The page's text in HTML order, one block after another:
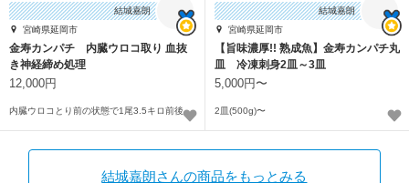
結城嘉朗
宮崎県延岡市
金寿カンパチ 内臓ウロコ取り 血抜
き神経締め処理
12,000円
内臓ウロコとり前の状態で1尾3.5キロ前後
結城嘉朗
宮崎県延岡市
【旨味濃厚!! 熟成魚】金寿カンパチ丸
皿 冷凍刺身2皿～3皿
5,000円〜
2皿(500g)〜
結城嘉朗さんの商品をもっとみる